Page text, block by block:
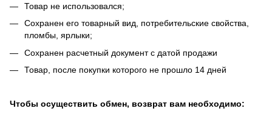
Товар не использовался;
Сохранен его товарный вид, потребительские свойства,
пломбы, ярлыки;
Сохранен расчетный документ с датой продажи
Товар, после покупки которого не прошло 14 дней
Чтобы осуществить обмен, возврат вам необходимо: